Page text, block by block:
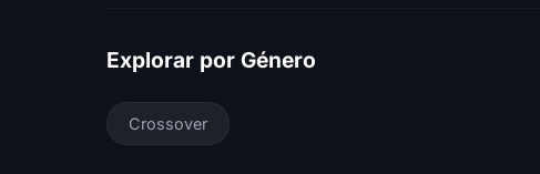
Explorar por Género
Crossover